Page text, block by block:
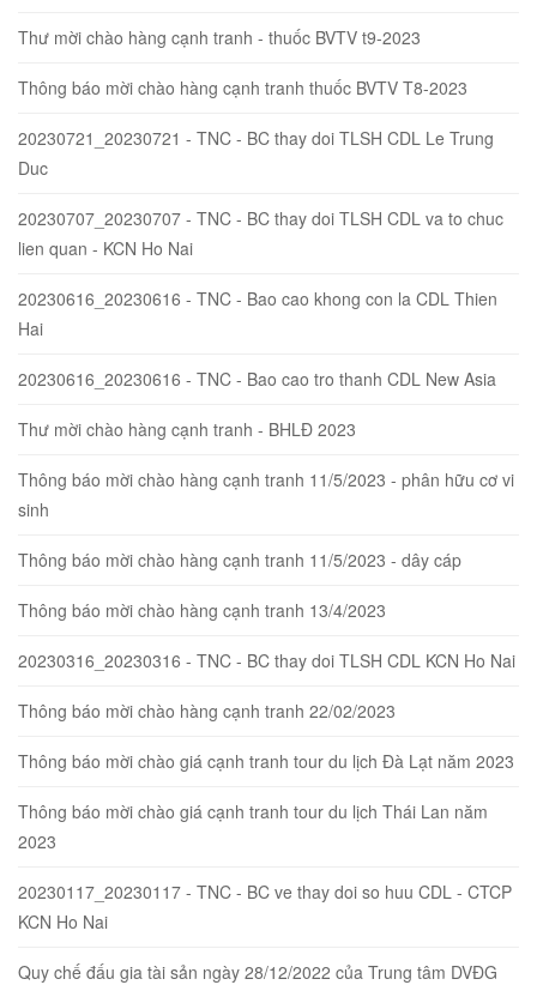
Thư mời chào hàng cạnh tranh - thuốc BVTV t9-2023
Thông báo mời chào hàng cạnh tranh thuốc BVTV T8-2023
20230721_20230721 - TNC - BC thay doi TLSH CDL Le Trung
Duc
20230707_20230707 - TNC - BC thay doi TLSH CDL va to chuc
lien quan - KCN Ho Nai
20230616_20230616 - TNC - Bao cao khong con la CDL Thien
Hai
20230616_20230616 - TNC - Bao cao tro thanh CDL New Asia
Thư mời chào hàng cạnh tranh - BHLĐ 2023
Thông báo mời chào hàng cạnh tranh 11/5/2023 - phân hữu cơ vi
sinh
Thông báo mời chào hàng cạnh tranh 11/5/2023 - dây cáp
Thông báo mời chào hàng cạnh tranh 13/4/2023
20230316_20230316 - TNC - BC thay doi TLSH CDL KCN Ho Nai
Thông báo mời chào hàng cạnh tranh 22/02/2023
Thông báo mời chào giá cạnh tranh tour du lịch Đà Lạt năm 2023
Thông báo mời chào giá cạnh tranh tour du lịch Thái Lan năm
2023
20230117_20230117 - TNC - BC ve thay doi so huu CDL - CTCP
KCN Ho Nai
Quy chế đấu gia tài sản ngày 28/12/2022 của Trung tâm DVĐG